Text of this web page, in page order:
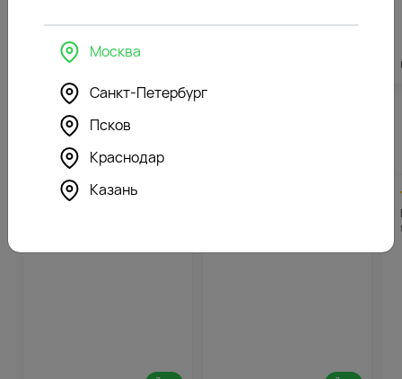
6988
Похожие товары
4.3(167)
Москва
Санкт-Петербург
Псков
Краснодар
Казань